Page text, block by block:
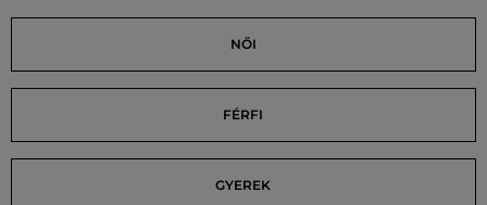
NŐI
FÉRFI
GYEREK